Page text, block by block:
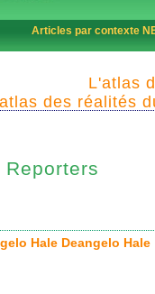
Articles par contexte
L'atlas
des réalités
Reporters
Hale Deangelo